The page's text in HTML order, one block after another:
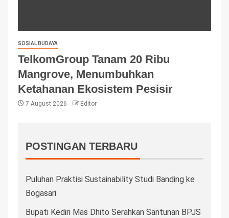
SOSIAL BUDAYA
TelkomGroup Tanam 20 Ribu
Mangrove, Menumbuhkan
Ketahanan Ekosistem Pesisir
7 August 2026 Editor
POSTINGAN TERBARU
Puluhan Praktisi Sustainability Studi Banding ke
Bogasari
Bupati Kediri Mas Dhito Serahkan Santunan BPJS